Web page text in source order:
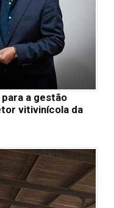
a gestão
vitivinícola da